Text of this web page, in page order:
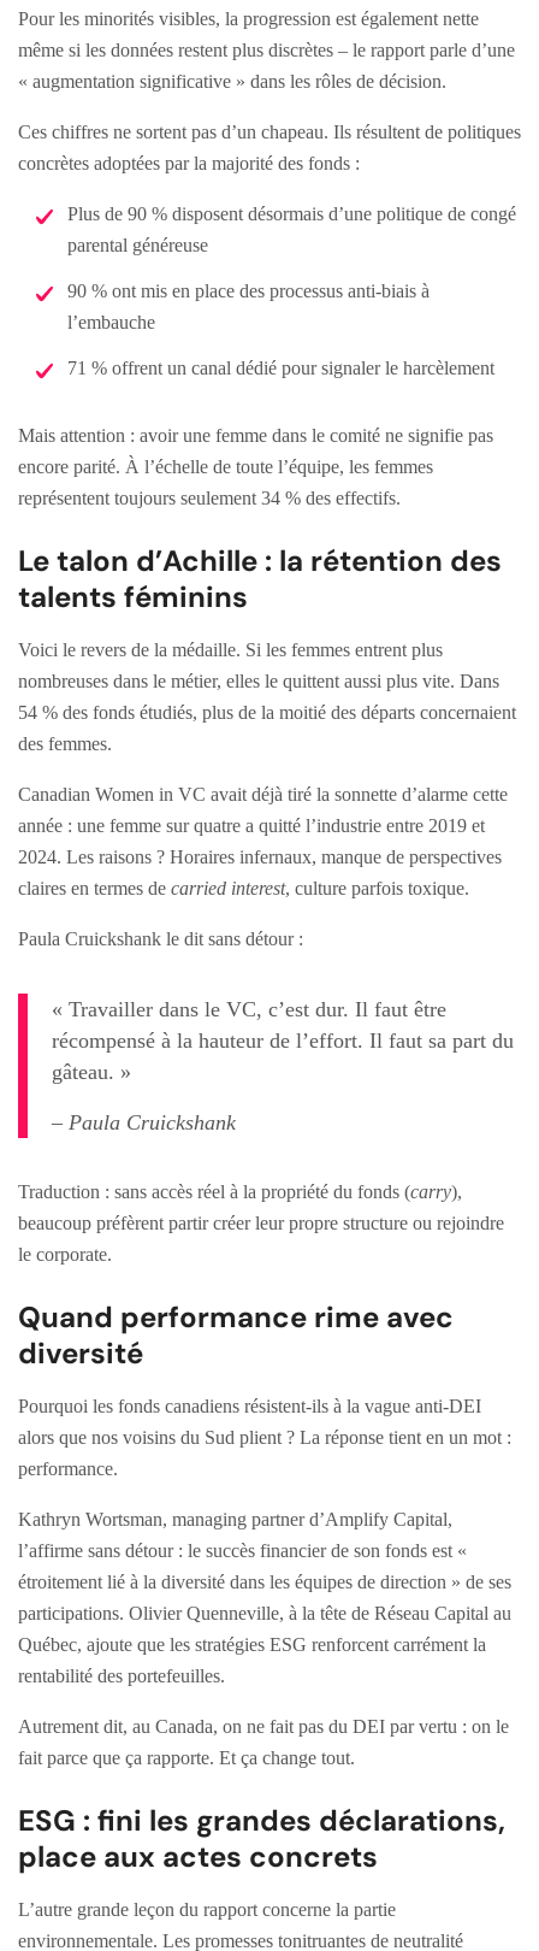
Pour les minorités visibles, la progression est également nette
même si les données restent plus discrètes – le rapport parle d’une
« augmentation significative » dans les rôles de décision.
Ces chiffres ne sortent pas d’un chapeau. Ils résultent de politiques
concrètes adoptées par la majorité des fonds :
Plus de 90 % disposent désormais d’une politique de congé
parental généreuse
90 % ont mis en place des processus anti-biais à
l’embauche
71 % offrent un canal dédié pour signaler le harcèlement
Mais attention : avoir une femme dans le comité ne signifie pas
encore parité. À l’échelle de toute l’équipe, les femmes
représentent toujours seulement 34 % des effectifs.
Le talon d’Achille : la rétention des
talents féminins
Voici le revers de la médaille. Si les femmes entrent plus
nombreuses dans le métier, elles le quittent aussi plus vite. Dans
54 % des fonds étudiés, plus de la moitié des départs concernaient
des femmes.
Canadian Women in VC avait déjà tiré la sonnette d’alarme cette
année : une femme sur quatre a quitté l’industrie entre 2019 et
2024. Les raisons ? Horaires infernaux, manque de perspectives
claires en termes de carried interest, culture parfois toxique.
Paula Cruickshank le dit sans détour :
« Travailler dans le VC, c’est dur. Il faut être
récompensé à la hauteur de l’effort. Il faut sa part du
gâteau. »
– Paula Cruickshank
Traduction : sans accès réel à la propriété du fonds (carry),
beaucoup préfèrent partir créer leur propre structure ou rejoindre
le corporate.
Quand performance rime avec
diversité
Pourquoi les fonds canadiens résistent-ils à la vague anti-DEI
alors que nos voisins du Sud plient ? La réponse tient en un mot :
performance.
Kathryn Wortsman, managing partner d’Amplify Capital,
l’affirme sans détour : le succès financier de son fonds est «
étroitement lié à la diversité dans les équipes de direction » de ses
participations. Olivier Quenneville, à la tête de Réseau Capital au
Québec, ajoute que les stratégies ESG renforcent carrément la
rentabilité des portefeuilles.
Autrement dit, au Canada, on ne fait pas du DEI par vertu : on le
fait parce que ça rapporte. Et ça change tout.
ESG : fini les grandes déclarations,
place aux actes concrets
L’autre grande leçon du rapport concerne la partie
environnementale. Les promesses tonitruantes de neutralité